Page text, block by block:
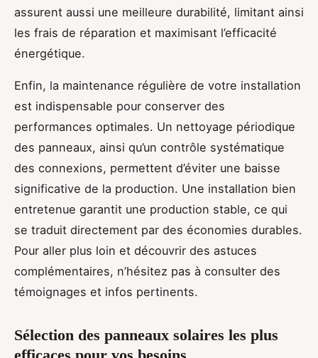
assurent aussi une meilleure durabilité, limitant ainsi
les frais de réparation et maximisant l’efficacité
énergétique.
Enfin, la maintenance régulière de votre installation
est indispensable pour conserver des
performances optimales. Un nettoyage périodique
des panneaux, ainsi qu’un contrôle systématique
des connexions, permettent d’éviter une baisse
significative de la production. Une installation bien
entretenue garantit une production stable, ce qui
se traduit directement par des économies durables.
Pour aller plus loin et découvrir des astuces
complémentaires, n’hésitez pas à consulter des
témoignages et infos pertinents.
Sélection des panneaux solaires les plus